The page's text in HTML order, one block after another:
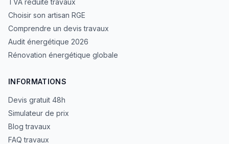
TVA réduite travaux
Choisir son artisan RGE
Comprendre un devis travaux
Audit énergétique 2026
Rénovation énergétique globale
INFORMATIONS
Devis gratuit 48h
Simulateur de prix
Blog travaux
FAQ travaux